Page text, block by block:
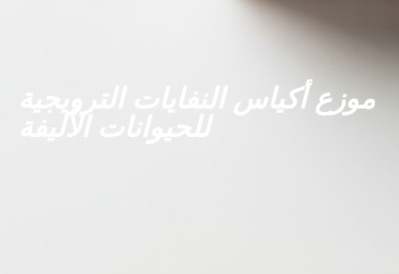
موزع أكياس النفايات الترويجية